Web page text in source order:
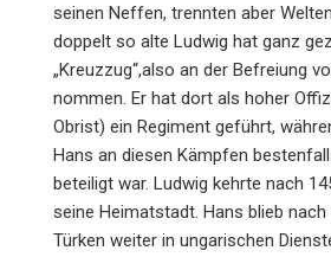
seinen Neffen, trennten aber
doppelt so alte Ludwig hat ganz
„Kreuzzug“,also an der Befreiung
nom­men. Er hat dort als hoher
Obrist) ein Regiment geführt,
Hans an diesen Kämpfen
beteiligt war. Ludwig kehrte nach
seine Heimatstadt. Hans blieb
Türken weiter in ungarischen